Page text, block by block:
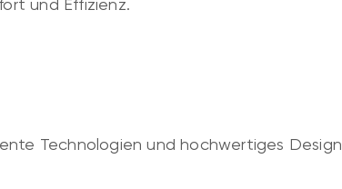
und Effizienz.
Technologien und hochwertiges Design